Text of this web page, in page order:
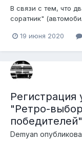
В связи с тем, что
соратник"
голосов,
пользователь
19 июня 2020
Регистрация
"Ретро-
Demyan